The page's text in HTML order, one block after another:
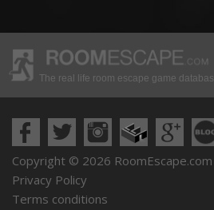
The real life room escape game
Copyright © 2026 RoomEscape.com
Privacy Policy
Terms conditions